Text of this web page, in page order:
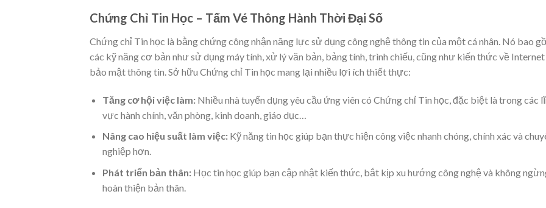
Chứng Chỉ Tin Học – Tấm Vé Thông Hành Thời Đại Số
Chứng chỉ Tin học là bằng chứng công nhận năng lực sử dụng công nghệ thông tin của một cá nhân. Nó bao
các kỹ năng cơ bản như sử dụng máy tính, xử lý văn bản, bảng tính, trình chiếu, cũng như kiến thức về Internet
bảo mật thông tin. Sở hữu Chứng chỉ Tin học mang lại nhiều lợi ích thiết thực:
Tăng cơ hội việc làm:Nhiều nhà tuyển dụng yêu cầu ứng viên có Chứng chỉ Tin học, đặc biệt là trong các
vực hành chính, văn phòng, kinh doanh, giáo dục…
Nâng cao hiệu suất làm việc:Kỹ năng tin học giúp bạn thực hiện công việc nhanh chóng, chính xác và
nghiệp hơn.
Phát triển bản thân:Học tin học giúp bạn cập nhật kiến thức, bắt kịp xu hướng công nghệ và không
hoàn thiện bản thân.